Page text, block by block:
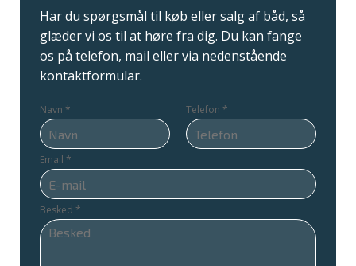
Har du spørgsmål til køb eller salg af båd, så
glæder vi os til at høre fra dig. Du kan fange
os på telefon, mail eller via nedenstående
kontaktformular.
Navn * Telefon *
Email *
Besked *